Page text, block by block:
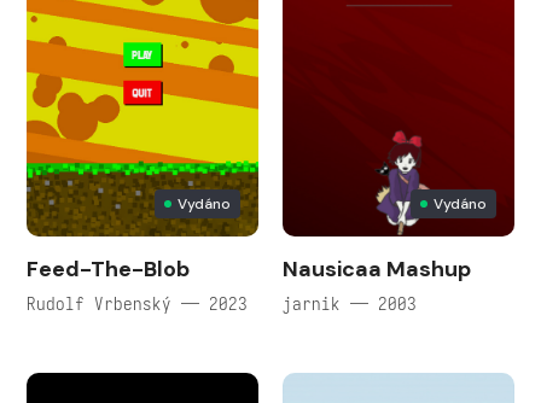
Vydáno
Feed-The-Blob
Rudolf Vrbenský — 2023
Vydáno
Nausicaa Mashup
jarnik — 2003